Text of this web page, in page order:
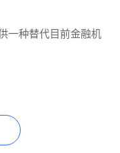
一种替代目前金融机